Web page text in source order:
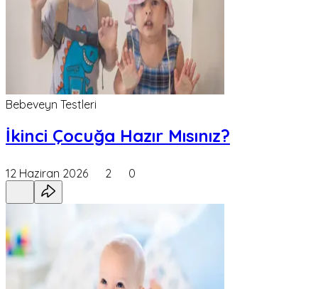
Bebeveyn Testleri
İkinci Çocuğa Hazır Mısınız?
12 Haziran 2026 2 0